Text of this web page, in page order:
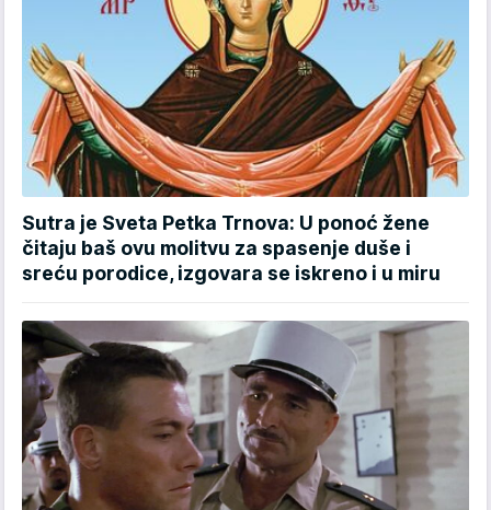
Sutra je Sveta Petka Trnova: U ponoć žene
čitaju baš ovu molitvu za spasenje duše i
sreću porodice, izgovara se iskreno i u miru